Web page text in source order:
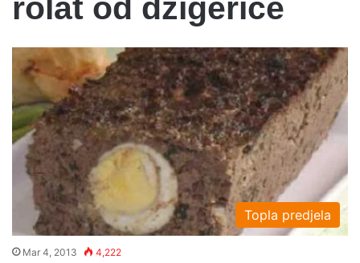
rolat od dzigerice
Topla predjela
Mar 4, 2013 4,222